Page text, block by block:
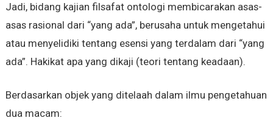
Jadi, bidang kajian filsafat ontologi membicarakan asas-
asas rasional dari “yang ada”, berusaha untuk mengetahui
atau menyelidiki tentang esensi yang terdalam dari “yang
ada”. Hakikat apa yang dikaji (teori tentang keadaan).
Berdasarkan objek yang ditelaah dalam ilmu pengetahuan
dua macam: